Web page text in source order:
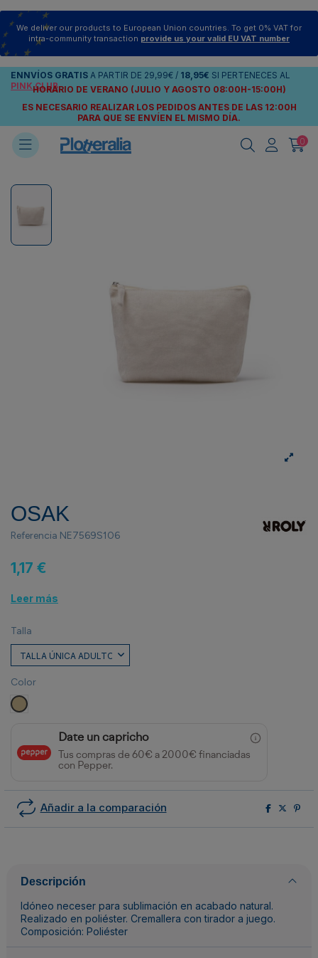
We deliver our products to European Union countries. To get 0% VAT for
intra-community transaction provide us your valid EU VAT number
ENNVÍOS GRATIS A PARTIR DE 29,99€ / 18,95€ SI PERTENECES AL
PINK CLUB
HORARIO DE VERANO (JULIO Y AGOSTO 08:00H-15:00H)
ES NECESARIO REALIZAR LOS PEDIDOS ANTES DE LAS 12:00H
PARA QUE SE ENVÍEN EL MISMO DÍA.
0
OSAK
Referencia NE7569S106
1,17 €
Leer más
Talla
Color
BEIGE
Date un capricho
Tus compras de 60€ a 2000€ financiadas
con Pepper.
Añadir a la comparación
Descripción
Idóneo neceser para sublimación en acabado natural.
Realizado en poliéster. Cremallera con tirador a juego.
Composición: Poliéster